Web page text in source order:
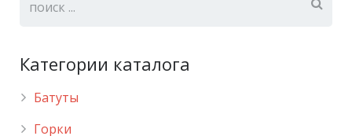
Категории каталога
Батуты
Горки